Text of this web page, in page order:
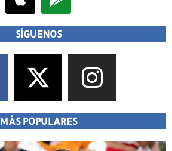
SÍGUENOS
MÁS POPULARES